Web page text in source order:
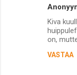
Kiva
on,
VASTAA